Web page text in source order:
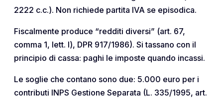
2222 c.c.). Non richiede partita IVA se episodica.
Fiscalmente produce “redditi diversi” (art. 67,
comma 1, lett. l), DPR 917/1986). Si tassano con il
principio di cassa: paghi le imposte quando incassi.
Le soglie che contano sono due: 5.000 euro per i
contributi INPS Gestione Separata (L. 335/1995, art.